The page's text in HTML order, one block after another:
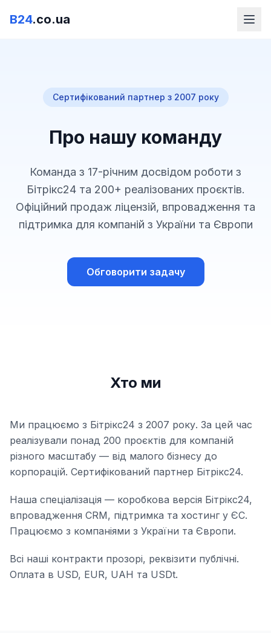
B24.co.ua
Сертифікований партнер з 2007 року
Про нашу команду
Команда з 17-річним досвідом роботи з
Бітрікс24 та 200+ реалізованих проєктів.
Офіційний продаж ліцензій, впровадження та
підтримка для компаній з України та Європи
Обговорити задачу
Хто ми
Ми працюємо з Бітрікс24 з 2007 року. За цей час
реалізували понад 200 проєктів для компаній
різного масштабу — від малого бізнесу до
корпорацій. Сертифікований партнер Бітрікс24.
Наша спеціалізація — коробкова версія Бітрікс24,
впровадження CRM, підтримка та хостинг у ЄС.
Працюємо з компаніями з України та Європи.
Всі наші контракти прозорі, реквізити публічні.
Оплата в USD, EUR, UAH та USDt.